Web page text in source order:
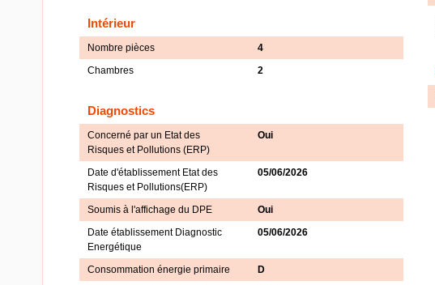
Intérieur
Nombre pièces
4
Chambres
2
Diagnostics
Concerné par un Etat des
Risques et Pollutions (ERP)
Oui
Date d'établissement Etat des
Risques et Pollutions(ERP)
05/06/2026
Soumis à l'affichage du DPE
Oui
Date établissement Diagnostic
Energétique
05/06/2026
Consommation énergie primaire
D